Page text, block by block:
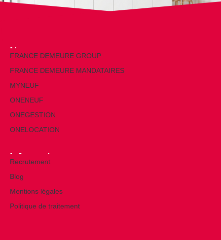
Nos marques
FRANCE DEMEURE GROUP
FRANCE DEMEURE MANDATAIRES
MYNEUF
ONENEUF
ONEGESTION
ONELOCATION
Informations
Recrutement
Blog
Mentions légales
Politique de traitement